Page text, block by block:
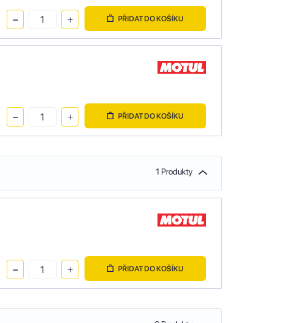
PŘIDAT DO KOŠÍKU
PŘIDAT DO KOŠÍKU
1 Produkty
PŘIDAT DO KOŠÍKU